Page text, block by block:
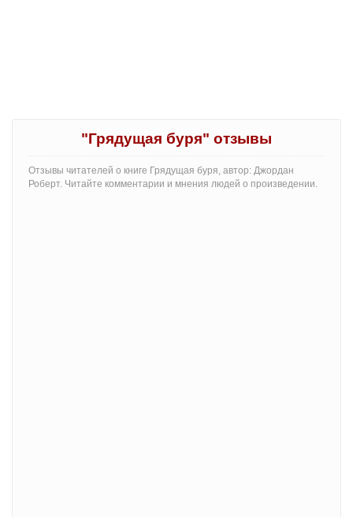
"Грядущая буря" отзывы
Отзывы читателей о книге Грядущая буря, автор: Джордан
Роберт. Читайте комментарии и мнения людей о произведении.